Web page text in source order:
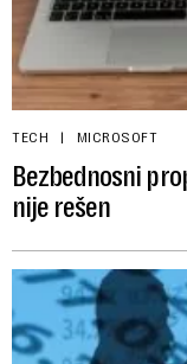
TECH MICROSOFT
Bezbednosni
nije rešen